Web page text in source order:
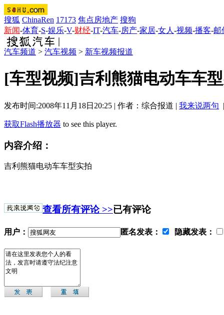
搜狐 ChinaRen 17173 焦点房地产 搜狗
新闻-体育-S-娱乐-V-财经-IT-汽车-房产-家居-女人 -视频-播客-邮
汽车频道 > 汽车视频 > 新车视频报道
[车型视频]吉利熊猫电动车车
发布时间:2008年11月18日20:25 | 作者：综合报道 | 我来说两句
获取Flash播放器 to see this player.
内容介绍：
吉利熊猫电动车车型实拍
查看所有评论 >>已有评论
用户： 匿名发表： 隐藏发表：